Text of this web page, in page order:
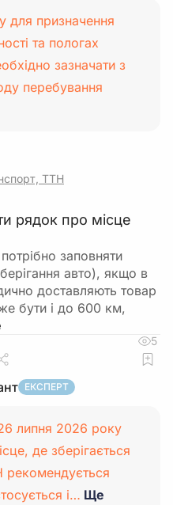
для призначення
та пологах
зазначати з
перебування
ТТН
рядок про місце
заповняти
авто), якщо в
доставляють товар
бути і до 600 км,
5
ЕКСПЕРТ
липня 2026 року
де зберігається
рекомендується
і… Ще